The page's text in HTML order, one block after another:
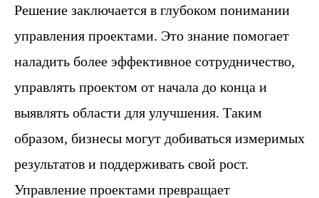
Решение заключается в глубоком понимании
управления проектами. Это знание помогает
наладить более эффективное сотрудничество,
управлять проектом от начала до конца и
выявлять области для улучшения. Таким
образом, бизнесы могут добиваться измеримых
результатов и поддерживать свой рост.
Управление проектами превращает